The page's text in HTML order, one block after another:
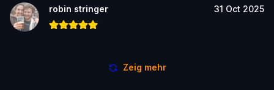
robin stringer 31 Oct 2025
Zeig mehr